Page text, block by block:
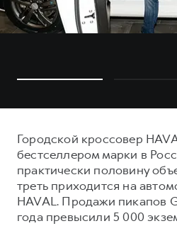
Городской кроссовер
бестселлером марки в
практически половину
треть приходится на
HAVAL. Продажи пикапов
года превысили 5 000